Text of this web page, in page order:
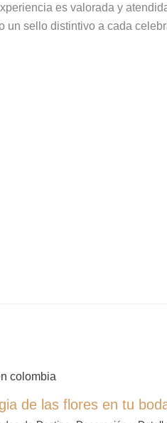
es valorada y
un sello distintivo a cada
de las flores en tu